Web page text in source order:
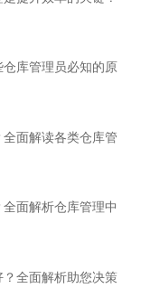
库管理员必知的原
面解读各类仓库管
面解析仓库管理中
全面解析助您决策